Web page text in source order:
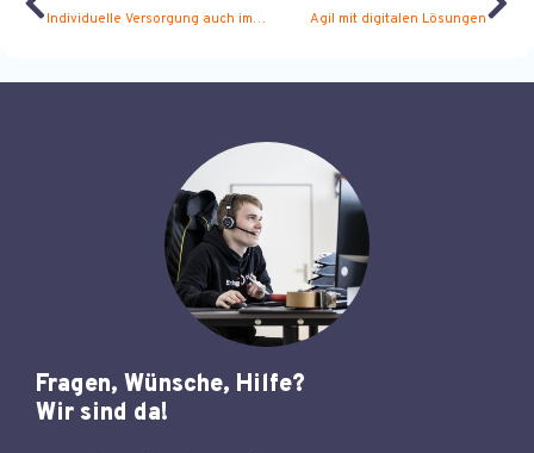
Individuelle Versorgung auch im Alter Agil mit digitalen Lösungen
Fragen, Wünsche, Hilfe?
Wir sind da!